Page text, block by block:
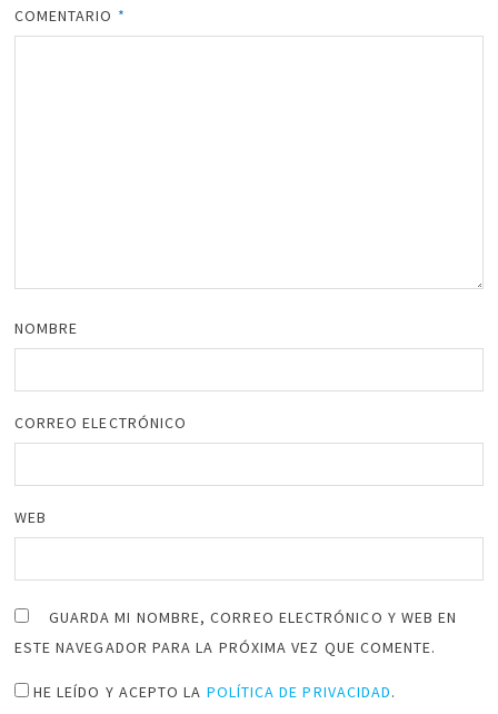
COMENTARIO *
NOMBRE
CORREO ELECTRÓNICO
WEB
GUARDA MI NOMBRE, CORREO ELECTRÓNICO Y WEB EN
ESTE NAVEGADOR PARA LA PRÓXIMA VEZ QUE COMENTE.
HE LEÍDO Y ACEPTO LA POLÍTICA DE PRIVACIDAD.